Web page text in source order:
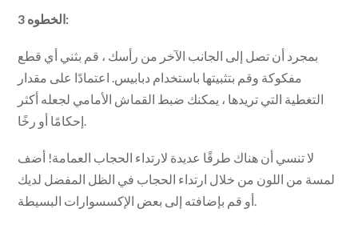
الخطوه 3:
بمجرد أن تصل إلى الجانب الآخر من رأسك ، قم بثني أي قطع
مفكوكة وقم بتثبيتها باستخدام دبابيس. اعتمادًا على مقدار
التغطية التي تريدها ، يمكنك ضبط القماش الأمامي لجعله أكثر
إحكامًا أو رخًا.
لا تنسي أن هناك طرقًا عديدة لارتداء الحجاب العمامة! أضف
لمسة من اللون من خلال ارتداء الحجاب في الظل المفضل لديك
أو قم بإضافته إلى بعض الإكسسوارات البسيطة.